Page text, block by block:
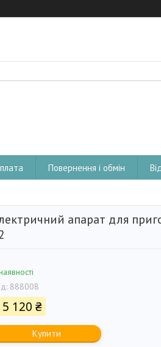
Повернення і обмін
апарат для
888008
120 ₴
Купити